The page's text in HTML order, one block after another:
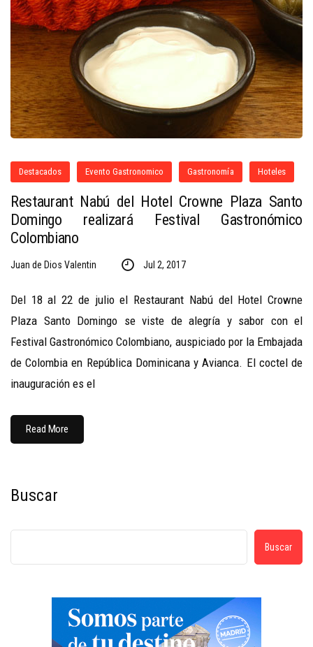
Destacados Evento Gastronomico Gastronomía Hoteles
Restaurant Nabú del Hotel Crowne Plaza Santo
Domingo realizará Festival Gastronómico
Colombiano
Juan de Dios Valentin Jul 2, 2017
Del 18 al 22 de julio el Restaurant Nabú del Hotel Crowne
Plaza Santo Domingo se viste de alegría y sabor con el
Festival Gastronómico Colombiano, auspiciado por la Embajada
de Colombia en República Dominicana y Avianca. El coctel de
inauguración es el
Read More
Buscar
Buscar